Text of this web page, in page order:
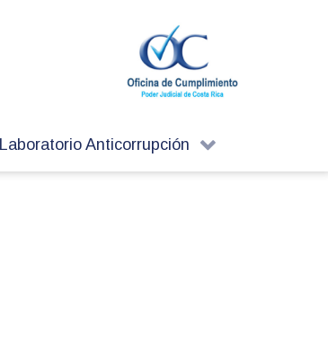
Laboratorio Anticorrupción